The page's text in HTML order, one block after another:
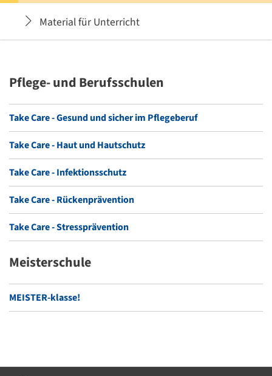
Material für Unterricht
Pflege- und Berufsschulen
Take Care - Gesund und sicher im Pflegeberuf
Take Care - Haut und Hautschutz
Take Care - Infektionsschutz
Take Care - Rückenprävention
Take Care - Stressprävention
Meisterschule
MEISTER-klasse!